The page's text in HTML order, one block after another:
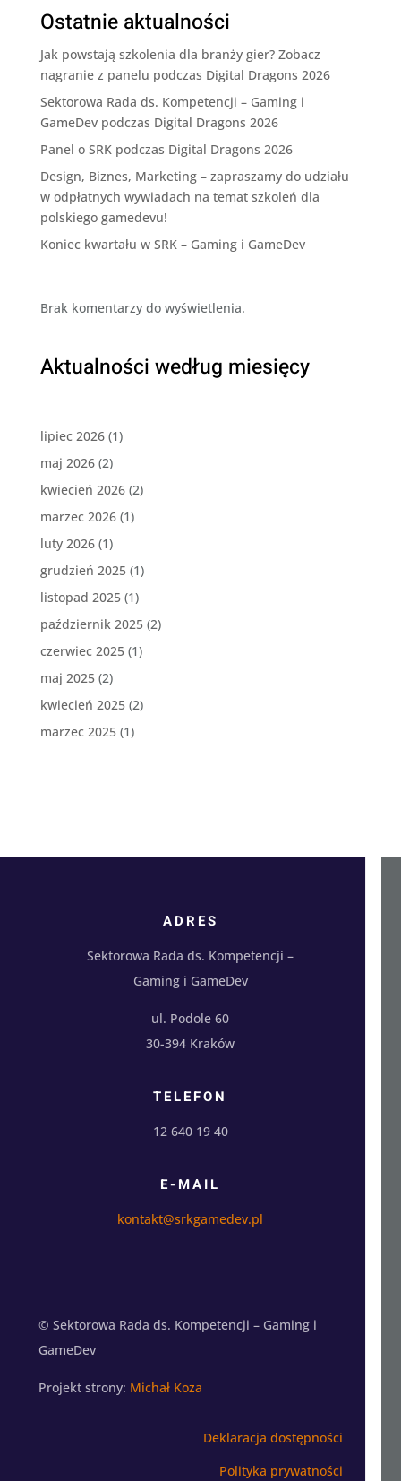
Ostatnie aktualności
Jak powstają szkolenia dla branży gier? Zobacz
nagranie z panelu podczas Digital Dragons 2026
Sektorowa Rada ds. Kompetencji – Gaming i
GameDev podczas Digital Dragons 2026
Panel o SRK podczas Digital Dragons 2026
Design, Biznes, Marketing – zapraszamy do udziału
w odpłatnych wywiadach na temat szkoleń dla
polskiego gamedevu!
Koniec kwartału w SRK – Gaming i GameDev
Brak komentarzy do wyświetlenia.
Aktualności według miesięcy
lipiec 2026(1)
maj 2026(2)
kwiecień 2026(2)
marzec 2026(1)
luty 2026(1)
grudzień 2025(1)
listopad 2025(1)
październik 2025(2)
czerwiec 2025(1)
maj 2025(2)
kwiecień 2025(2)
marzec 2025(1)
ADRES
Sektorowa Rada ds. Kompetencji –
Gaming i GameDev
ul. Podole 60
30-394 Kraków
TELEFON
12 640 19 40
E-MAIL
kontakt@srkgamedev.pl
© Sektorowa Rada ds. Kompetencji – Gaming i
GameDev
Projekt strony: Michał Koza
Deklaracja dostępności
Polityka prywatności